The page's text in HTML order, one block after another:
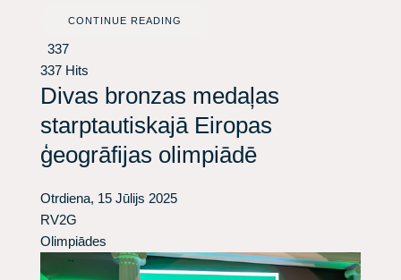
CONTINUE READING
337
337 Hits
Divas bronzas medaļas
starptautiskajā Eiropas
ģeogrāfijas olimpiādē
Otrdiena, 15 Jūlijs 2025
RV2G
Olimpiādes